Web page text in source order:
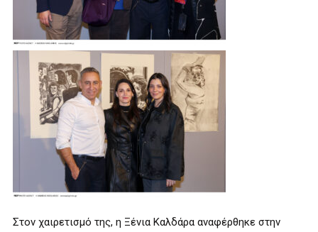
Στον χαιρετισμό της, η Ξένια Καλδάρα αναφέρθηκε στην